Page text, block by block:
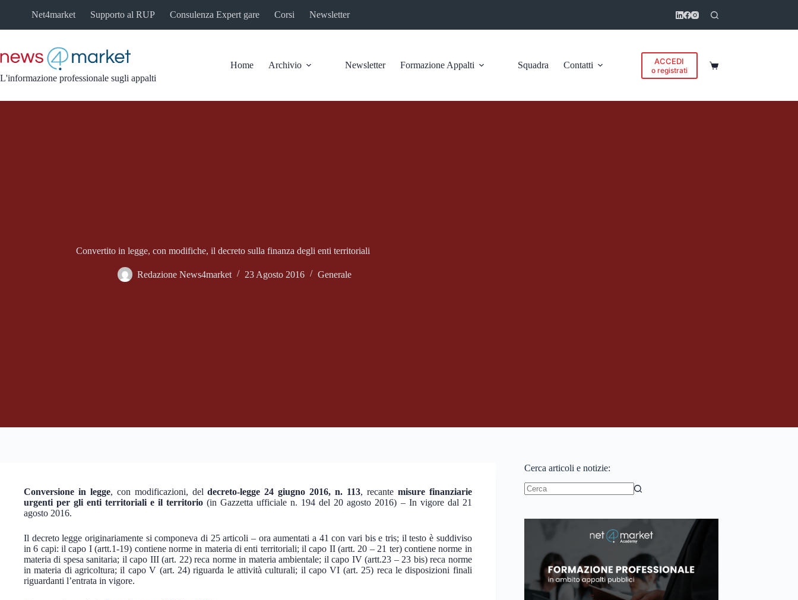
Net4market Supporto al RUP Consulenza Expert gare Corsi Newsletter
L'informazione professionale sugli appalti
Home Archivio Newsletter Formazione Appalti Squadra Contatti ACCEDI
o registrati Carrello
Convertito in legge, con modifiche, il decreto sulla finanza degli enti territoriali
Redazione News4market 23 Agosto 2016 Generale
Conversione in legge, con modificazioni, deldecreto-legge 24 giugno 2016, n. 113, recante misure finanziarie
urgenti per gli enti territoriali e il territorio (in Gazzetta ufficiale n. 194 del 20 agosto 2016) – In vigore dal 21
agosto 2016.
Il decreto legge originariamente si componeva di 25 articoli – ora aumentati a 41 con vari bis e tris; il testo è suddiviso
in 6 capi: il capo I (artt.1-19) contiene norme in materia di enti territoriali; il capo II (artt. 20 – 21 ter) contiene norme in
materia di spesa sanitaria; il capo III (art. 22) reca norme in materia ambientale; il capo IV (artt.23 – 23 bis) reca norme
in materia di agricoltura; il capo V (art. 24) riguarda le attività culturali; il capo VI (art. 25) reca le disposizioni finali
riguardanti l’entrata in vigore.
Cerca articoli e notizie: